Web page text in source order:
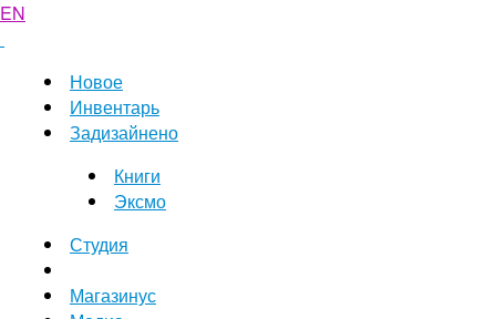
EN
Новое
Инвентарь
Задизайнено
Книги
Эксмо
Студия
Магазинус